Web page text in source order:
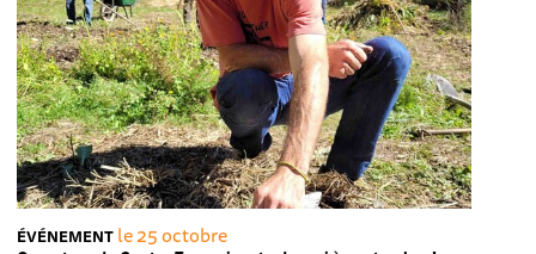
ÉVÉNEMENT le 25 octobre